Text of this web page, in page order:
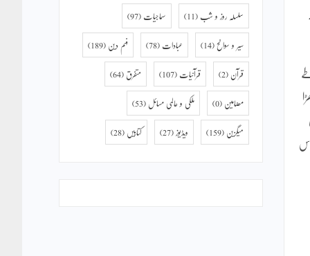
سلسلہ روز و شب (11) سماجیات (97)
سیر و سوانح(14) عبادات (78) فہم دین (189)
قرآن (2) قرآنیات (107) متفرق (64)
مضامین (0) ملکی و عالمی مسائل (53)
میگزین (159) ویڈیوز (27) کتابیں (28)